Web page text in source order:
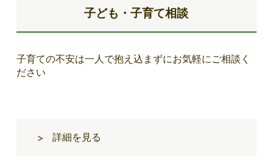
子ども・子育て相談
子育ての不安は一人で抱え込まずにお気軽にご相談く
ださい
> 詳細を見る